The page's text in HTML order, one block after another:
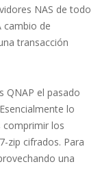
NAS de todo
cambio de
transacción
QNAP el pasado
lo
comprimir los
zip cifrados. Para
una